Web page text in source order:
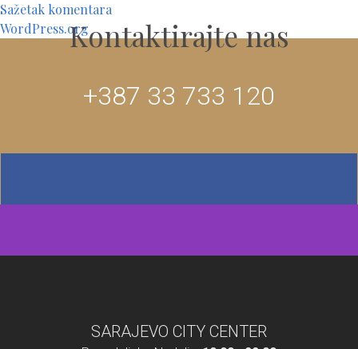
Sažetak komentara
WordPress.orgKontaktirajte nas
+387 33 733 120
SARAJEVO CITY CENTER